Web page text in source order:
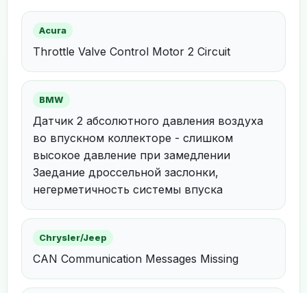
Acura
Throttle Valve Control Motor 2 Circuit
BMW
Датчик 2 абсолютного давления воздуха
во впускном коллекторе - слишком
высокое давление при замедлении
Заедание дроссельной заслонки,
негерметичность системы впуска
Chrysler/Jeep
CAN Communication Messages Missing